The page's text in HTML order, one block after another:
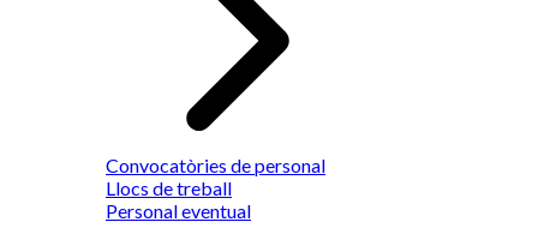
Convocatòries de personal
Llocs de treball
Personal eventual